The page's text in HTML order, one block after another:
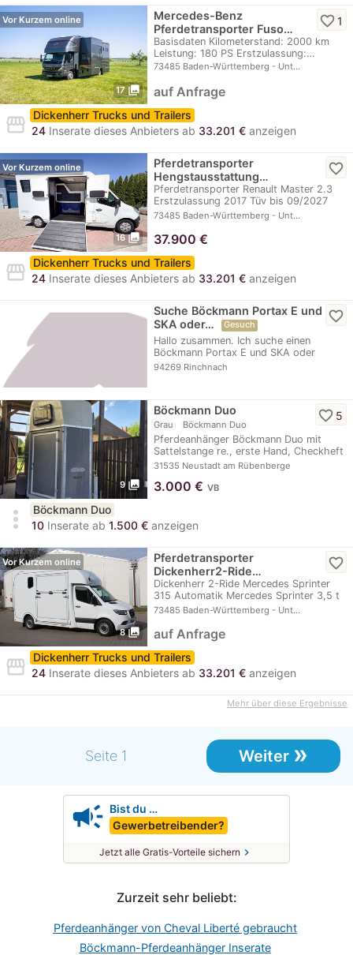
17 photo_library
Vor Kurzem online
Mercedes-Benz
Pferdetransporter Fuso…
Basisdaten Kilometerstand: 2000 km
Leistung: 180 PS Erstzulassung:…
73485 Baden-Württemberg - Unt…
favorite_border1
auf Anfrage
storefront
Dickenherr Trucks und Trailers
24 Inserate dieses Anbieters ab 33.201 € anzeigen
16 photo_library
Vor Kurzem online
Pferdetransporter
Hengstausstattung…
Pferdetransporter Renault Master 2.3
Erstzulassung 2017 Tüv bis 09/2027
Euro…
73485 Baden-Württemberg - Unt…
favorite_border
37.900 €
storefront
Dickenherr Trucks und Trailers
24 Inserate dieses Anbieters ab 33.201 € anzeigen
Suche Böckmann Portax E und
SKA oder…
Gesuch
Hallo zusammen. Ich suche einen
Böckmann Portax E und SKA oder
Humbaur Notos.…
94269 Rinchnach
favorite_border
9 photo_library
Böckmann Duo
Grau Böckmann Duo
Pferdeanhänger Böckmann Duo mit
Sattelstange re., erste Hand, Checkheft
gepflegt, ,…
31535 Neustadt am Rübenberge
favorite_border 5
3.000 € VB
more_vert
Böckmann Duo
10 Inserate ab 1.500 € anzeigen
8 photo_library
Vor Kurzem online
Pferdetransporter
Dickenherr2-Ride…
Dickenherr 2-Ride Mercedes Sprinter
315 Automatik Mercedes Sprinter 3,5 t
mit 9…
73485 Baden-Württemberg - Unt…
favorite_border
auf Anfrage
storefront
Dickenherr Trucks und Trailers
24 Inserate dieses Anbieters ab 33.201 € anzeigen
Mehr über diese Ergebnisse
Seite 1 Weiter »
campaign Bist du …
Gewerbetreibender?
Jetzt alle Gratis-Vorteile sichern chevron_right
Zurzeit sehr beliebt:
Pferdeanhänger von Cheval Liberté gebraucht
Böckmann-Pferdeanhänger Inserate